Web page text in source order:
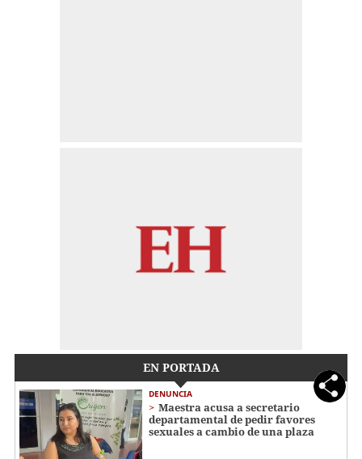
EN PORTADA
DENUNCIA
Maestra acusa a secretario
departamental de pedir favores
sexuales a cambio de una plaza